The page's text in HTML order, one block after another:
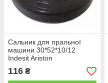
Сальник для пральної
машини 30*52*10/12
Indesit Ariston
116 ₴